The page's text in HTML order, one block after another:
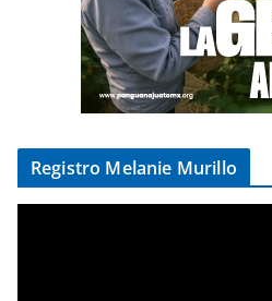
Registro Melanie Murillo